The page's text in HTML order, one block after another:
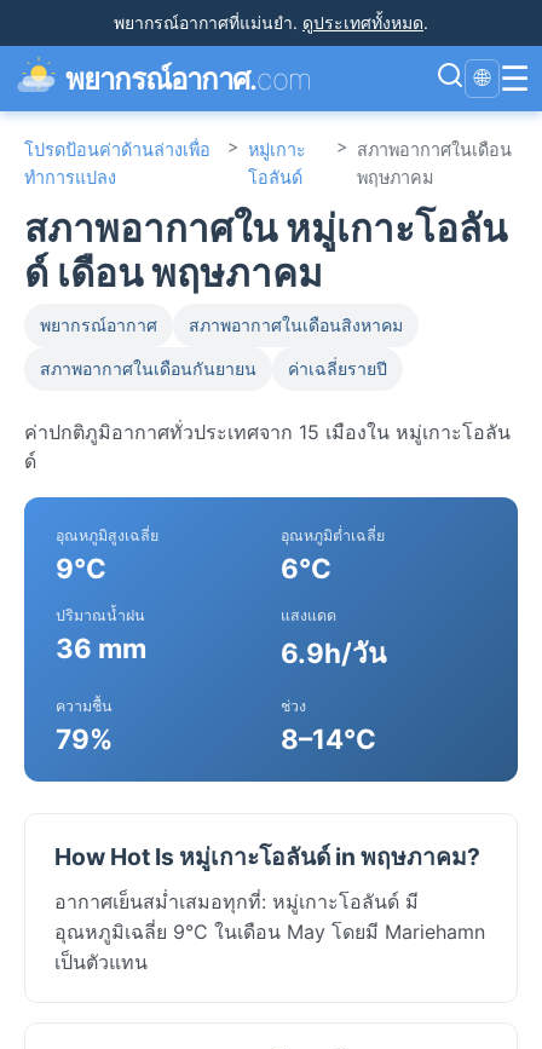
พยากรณ์อากาศที่แม่นยำ. ดูประเทศทั้งหมด.
พยากรณ์อากาศ.com 🌐 ☰
โปรดป้อนค่าด้านล่างเพื่อ
ทำการแปลง
> หมู่เกาะ
โอลันด์
> สภาพอากาศในเดือน
พฤษภาคม
สภาพอากาศใน หมู่เกาะโอลัน
ด์ เดือน พฤษภาคม
พยากรณ์อากาศ สภาพอากาศในเดือนสิงหาคม
สภาพอากาศในเดือนกันยายน ค่าเฉลี่ยรายปี
ค่าปกติภูมิอากาศทั่วประเทศจาก 15 เมืองใน หมู่เกาะโอลัน
ด์
อุณหภูมิสูงเฉลี่ย
9°C
อุณหภูมิต่ำเฉลี่ย
6°C
ปริมาณน้ำฝน
36 mm
แสงแดด
6.9h/วัน
ความชื้น
79%
ช่วง
8–14°C
How Hot Is หมู่เกาะโอลันด์ in พฤษภาคม?
อากาศเย็นสม่ำเสมอทุกที่: หมู่เกาะโอลันด์ มี
อุณหภูมิเฉลี่ย 9°C ในเดือน May โดยมี Mariehamn
เป็นตัวแทน